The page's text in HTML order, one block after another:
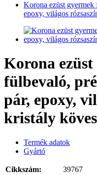
Korona ezüst gyermek
epoxy, világos
Korona
fülbevaló,
pár, epoxy,
kristály köves
Termék adatok
Gyártó
Cikkszám:
39767